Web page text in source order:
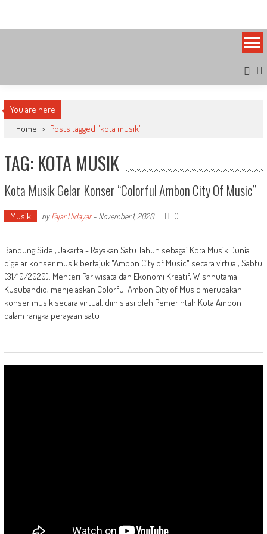
content
You are here
Home > Posts tagged "kota musik"
TAG: KOTA MUSIK
Kota Musik Gelar Konser “Colorful Ambon City Of Music”
Musik byFajar Hidayat- November 1, 2020 0
Bandung Side , Jakarta - Rayakan Satu Tahun sebagai Kota Musik Dunia
digelar konser musik bertajuk "Ambon City of Music" secara virtual, Sabtu
(31/10/2020). Menteri Pariwisata dan Ekonomi Kreatif, Wishnutama
Kusubandio, menjelaskan Colorful Ambon City of Music merupakan
konser musik secara virtual, diinisiasi oleh Pemerintah Kota Ambon
dalam rangka perayaan satu